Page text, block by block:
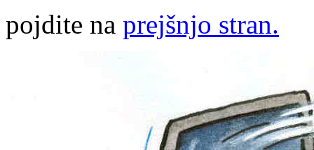
pojdite na prejšnjo stran.